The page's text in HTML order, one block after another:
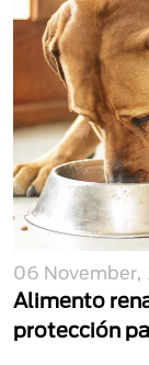
06 November,
Alimento
protección